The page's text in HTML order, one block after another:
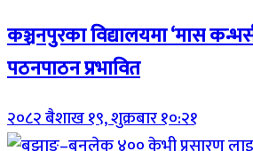
कञ्चनपुरका विद्यालयमा ‘मास
पठनपाठन प्रभावित
२०८२ बैशाख १९, शुक्रबार १०:२१